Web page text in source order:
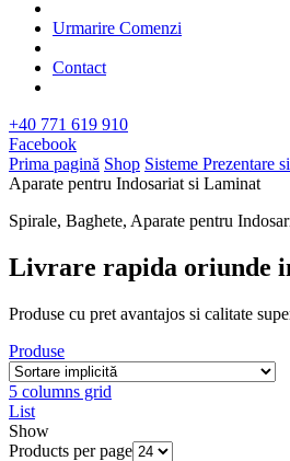
Urmarire Comenzi
Contact
+40 771 619 910
Facebook
Prima pagină Shop Sisteme Prezentare
Aparate pentru Indosariat si Laminat
Spirale, Baghete, Aparate pentru
Livrare rapida oriunde
Produse cu pret avantajos si calitate
Produse
5 columns grid
List
Show
Products per page